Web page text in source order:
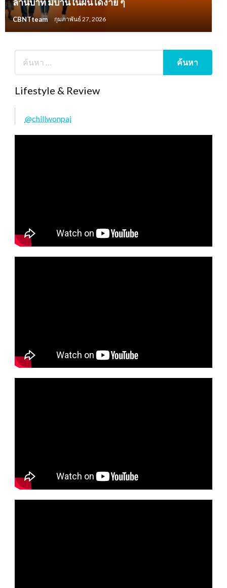
CBNTteam กุมภาพันธ์ 27, 2026
Lifestyle & Review
@chillwonpai